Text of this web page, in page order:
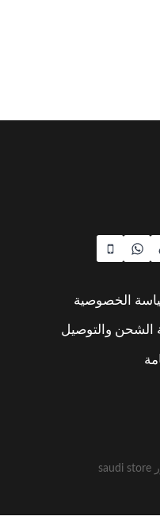
الخصوصية
الشحن والتوصيل